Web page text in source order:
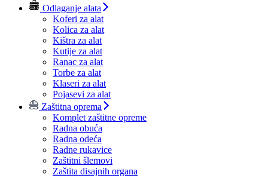
Odlaganje alata
Koferi za alat
Kolica za alat
Kištra za alat
Kutije za alat
Ranac za alat
Torbe za alat
Klaseri za alat
Pojasevi za alat
Zaštitna oprema
Komplet zaštitne opreme
Radna obuća
Radna odeća
Radne rukavice
Zaštitni šlemovi
Zaštita disajnih organa